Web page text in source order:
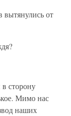
от
сторону
Мимо нас
наших